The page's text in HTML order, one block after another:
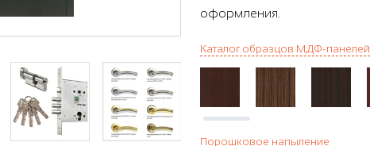
оформления.
Каталог образцов МДФ-панелей
Порошковое напыление